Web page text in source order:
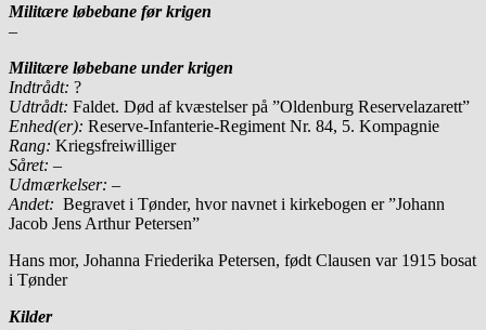
Militære løbebane før krigen
–
Militære løbebane under krigen
Indtrådt: ?
Udtrådt: Faldet. Død af kvæstelser på ”Oldenburg Reservelazarett”
Enhed(er): Reserve-Infanterie-Regiment Nr. 84, 5. Kompagnie
Rang: Kriegsfreiwilliger
Såret: –
Udmærkelser: –
Andet: Begravet i Tønder, hvor navnet i kirkebogen er ”Johann
Jacob Jens Arthur Petersen”
Hans mor, Johanna Friederika Petersen, født Clausen var 1915 bosat
i Tønder
Kilder